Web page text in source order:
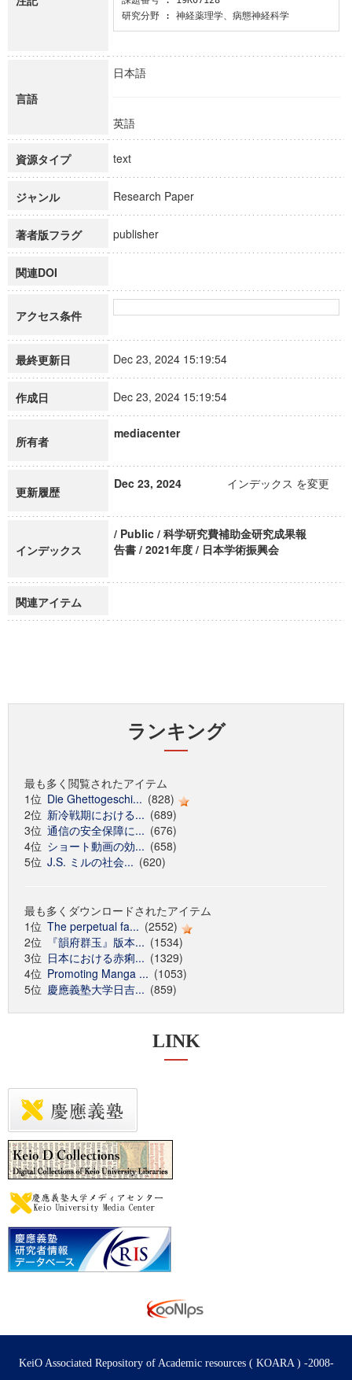
研究分野 : 神経薬理学、病態神経科学
言語
日本語
英語
資源タイプ text
ジャンル Research Paper
著者版フラグ publisher
関連DOI
アクセス条件
最終更新日 Dec 23, 2024 15:19:54
作成日 Dec 23, 2024 15:19:54
所有者
mediacenter
更新履歴
Dec 23, 2024 インデックス を変更
インデックス
/ Public / 科学研究費補助金研究成果報
告書 / 2021年度 / 日本学術振興会
関連アイテム
ランキング
最も多く閲覧されたアイテム
1位 Die Ghettogeschi... (828)
2位 新冷戦期における... (689)
3位 通信の安全保障に... (676)
4位 ショート動画の効... (658)
5位 J.S. ミルの社会... (620)
最も多くダウンロードされたアイテム
1位 The perpetual fa... (2552)
2位
『韻府群玉』版本... (1534)
3位 日本における赤痢... (1329)
4位 Promoting Manga ... (1053)
5位 慶應義塾大学日吉... (859)
LINK
KeiO Associated Repository of Academic resources ( KOARA ) -2008-